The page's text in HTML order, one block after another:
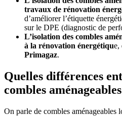
travaux de rénovation
d’améliorer l’étiquette
sur le DPE (diagnostic de
L’isolation des combles
à la rénovation énergétique,
Primagaz.
Quelles différences
combles
On parle de combles aménageables